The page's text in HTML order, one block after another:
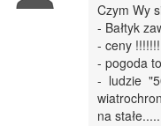
Czym Wy
- Bałtyk
- ceny
- pogoda
- ludzie
na